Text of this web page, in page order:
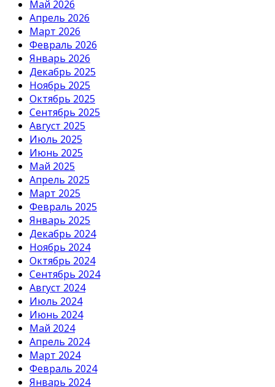
Май 2026
Апрель 2026
Март 2026
Февраль 2026
Январь 2026
Декабрь 2025
Ноябрь 2025
Октябрь 2025
Сентябрь 2025
Август 2025
Июль 2025
Июнь 2025
Май 2025
Апрель 2025
Март 2025
Февраль 2025
Январь 2025
Декабрь 2024
Ноябрь 2024
Октябрь 2024
Сентябрь 2024
Август 2024
Июль 2024
Июнь 2024
Май 2024
Апрель 2024
Март 2024
Февраль 2024
Январь 2024